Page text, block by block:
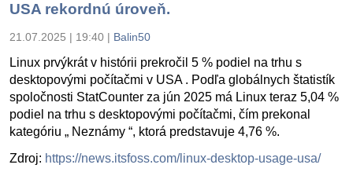
USA rekordnú úroveň.
21.07.2025 | 19:40 | Balin50
Linux prvýkrát v histórii prekročil 5 % podiel na trhu s
desktopovými počítačmi v USA . Podľa globálnych štatistík
spoločnosti StatCounter za jún 2025 má Linux teraz 5,04 %
podiel na trhu s desktopovými počítačmi, čím prekonal
kategóriu „ Neznámy “, ktorá predstavuje 4,76 %.
Zdroj: https://news.itsfoss.com/linux-desktop-usage-usa/